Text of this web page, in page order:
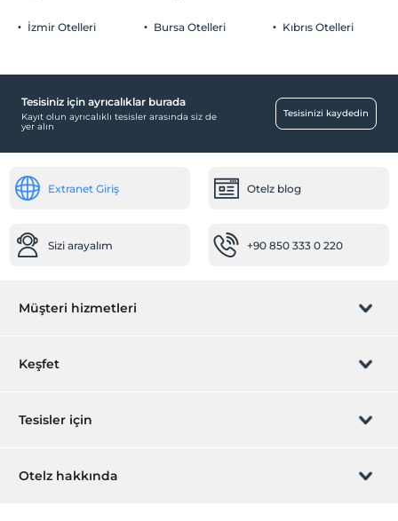
Yiyecek & İçecek
Lobi
24 saat açık resepsiyon
Havaalanı servisi (ücretli)
Aile odaları
Temizlik Hizmetleri
İzmir Otelleri Bursa Otelleri Kıbrıs Otelleri
Tesisiniz için ayrıcalıklar burada
Kayıt olun ayrıcalıklı tesisler arasında siz de
yer alın
Tesisinizi kaydedin
Extranet Giriş Otelz blog
Sizi arayalım +90 850 333 0 220
Müşteri hizmetleri
Rezervasyon yönet
Keşfet
Hediye Kart
Tesisler için
Hemen tesisinizi ekleyin
Otelz hakkında